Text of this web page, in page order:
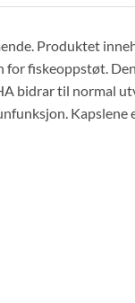
Produktet
fiskeoppstøt.
bidrar til normal
Kapslene